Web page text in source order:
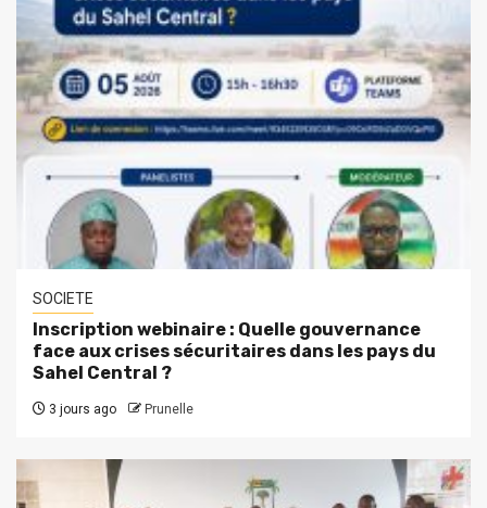
SOCIETE
Inscription webinaire : Quelle gouvernance
face aux crises sécuritaires dans les pays du
Sahel Central ?
3 jours ago Prunelle